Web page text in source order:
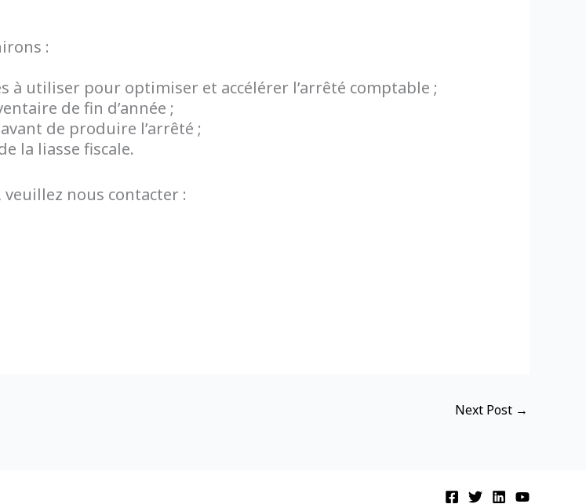
:
à utiliser pour optimiser et accélérer l’arrêté comptable ;
de fin d’année ;
de produire l’arrêté ;
la liasse fiscale.
nous contacter :
Next Post →